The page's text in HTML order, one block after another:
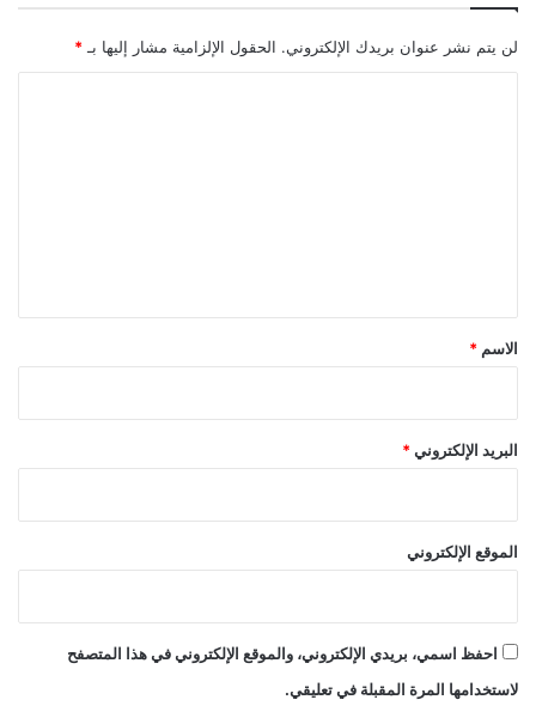
لن يتم نشر عنوان بريدك الإلكتروني. الحقول الإلزامية مشار إليها بـ *
*
الاسم *
البريد الإلكتروني *
الموقع الإلكتروني
احفظ اسمي، بريدي الإلكتروني، والموقع الإلكتروني في هذا المتصفح
لاستخدامها المرة المقبلة في تعليقي.